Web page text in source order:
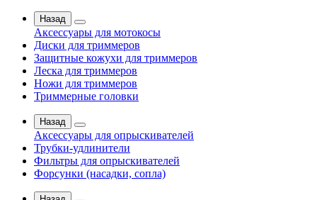
Назад
Аксессуары для мотокосы
Диски для триммеров
Защитные кожухи для триммеров
Леска для триммеров
Ножи для триммеров
Триммерные головки
Назад
Аксессуары для опрыскивателей
Трубки-удлинители
Фильтры для опрыскивателей
Форсунки (насадки, сопла)